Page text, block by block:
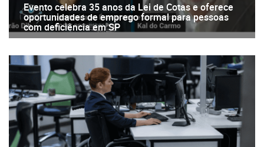
Evento celebra 35 anos da Lei de Cotas e oferece
oportunidades de emprego formal para pessoas
com deficiência em SP